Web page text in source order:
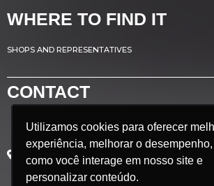
Utilizamos cookies para oferecer
experiência, melhorar o
como você interage em nosso site e
personalizar conteúdo.
Utilizamos cookies para oferecer
experiência, melhorar o
como você interage em nosso site e
personalizar conteúdo.
WHERE TO FIND IT
SHOPS AND REPRESENTATIVES
CONTACT
Avenida Renato Azeredo, 435
Ribeirão das Neves - MG
Brazil
POSTCODE: 33.880.302